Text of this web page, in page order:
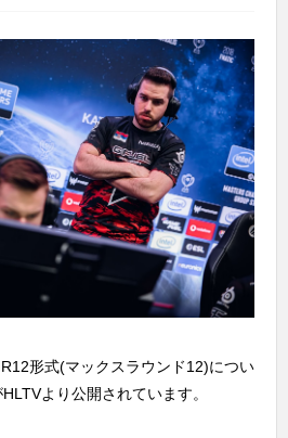
形式(マックスラウンド12)につい
より公開されています。